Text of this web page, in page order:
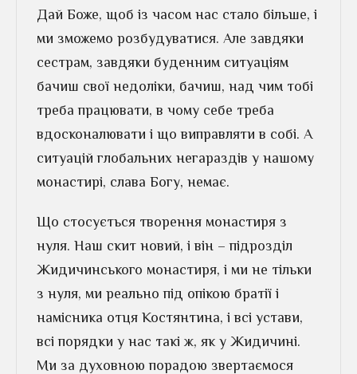
Дай Боже, щоб із часом нас стало більше, і
ми зможемо розбудуватися. Але завдяки
сестрам, завдяки буденним ситуаціям
бачиш свої недоліки, бачиш, над чим тобі
треба працювати, в чому себе треба
вдосконалювати і що виправляти в собі. А
ситуацій глобальних негараздів у нашому
монастирі, слава Богу, немає.
Що стосується творення монастиря з
нуля. Наш скит новий, і він – підрозділ
Жидичинського монастиря, і ми не тільки
з нуля, ми реально під опікою братії і
намісника отця Костянтина, і всі устави,
всі порядки у нас такі ж, як у Жидичині.
Ми за духовною порадою звертаємося